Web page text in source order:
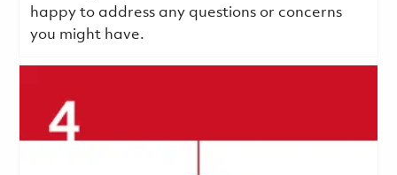
happy to address any questions or concerns
you might have.